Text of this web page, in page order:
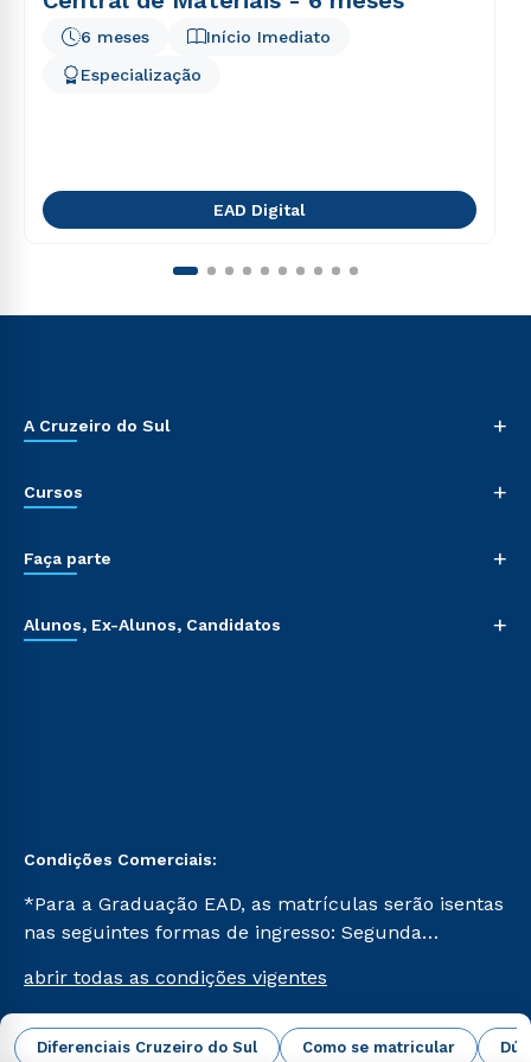
Diferenciais Cruzeiro do Sul Como se matricular
Início Imediato
6 meses
Especialização
EAD Digital
A Cruzeiro do Sul +
Cursos +
Faça parte +
Alunos, Ex-Alunos, Candidatos +
Condições Comerciais:
*Para a Graduação EAD, as matrículas serão isentas
nas seguintes formas de ingresso: Segunda
Já para as demais, a taxa de matrícula será de R$
49. *Para a Pós-graduação EAD, as ofertas
mencionadas são referentes aos cursos: Ensino
abrir todas as condições vigentes
Campus Virtual Cruzeiro do Sul Educacional © 2026 -